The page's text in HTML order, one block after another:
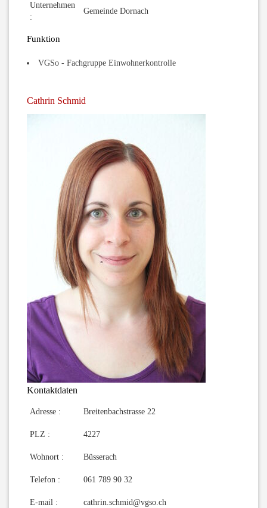
Unternehmen
:
Gemeinde Dornach
Funktion
VGSo - Fachgruppe Einwohnerkontrolle
Cathrin Schmid
Kontaktdaten
Adresse : Breitenbachstrasse 22
PLZ : 4227
Wohnort : Büsserach
Telefon : 061 789 90 32
E-mail : cathrin.schmid@vgso.ch